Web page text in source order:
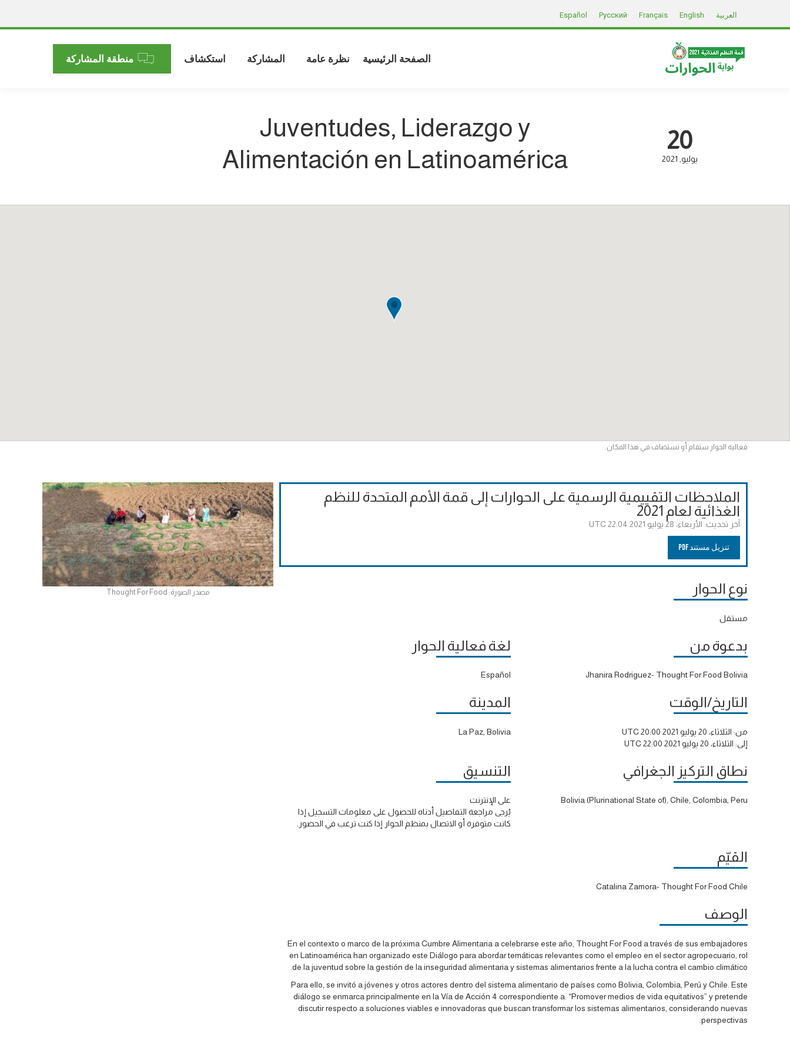
العربية English
Français
Русский
Español
الصفحة الرئيسية نظرة عامة المشاركة استكشاف منطقة المشاركة
20
يوليو 2021
Juventudes, Liderazgo y
Alimentación en Latinoamérica
فعالية الحوار ستقام أو تستضاف في هذا المكان.
الملاحظات التقييمية الرسمية على الحوارات إلى قمة الأمم المتحدة للنظم
الغذائية لعام 2021
آخر تحديث: الأربعاء، 28 يوليو 2021 22:04 UTC
تنزيل مستند PDF
نوع الحوار
مستقل
بدعوة من
Jhanira Rodriguez- Thought For Food Bolivia
لغة فعالية الحوار
Español
التاريخ/الوقت
من: الثلاثاء، 20 يوليو 2021 20:00 UTC
إلى: الثلاثاء، 20 يوليو 2021 22:00 UTC
المدينة
La Paz, Bolivia
نطاق التركيز الجغرافي
Bolivia (Plurinational State of), Chile, Colombia, Peru
التنسيق
على الإنترنت
يُرجى مراجعة التفاصيل أدناه للحصول على معلومات التسجيل إذا
كانت متوفرة أو الاتصال بمنظم الحوار إذا كنت ترغب في الحضور.
القيّم
Catalina Zamora- Thought For Food Chile
الوصف
En el contexto o marco de la próxima Cumbre Alimentaria a celebrarse este año, Thought For Food a través de sus embajadores
en Latinoamérica han organizado este Diálogo para abordar temáticas relevantes como el empleo en el sector agropecuario, rol
de la juventud sobre la gestión de la inseguridad alimentaria y sistemas alimentarios frente a la lucha contra el cambio climático.
Para ello, se invitó a jóvenes y otros actores dentro del sistema alimentario de países como Bolivia, Colombia, Perú y Chile. Este
diálogo se enmarca principalmente en la Vía de Acción 4 correspondiente a: “Promover medios de vida equitativos” y pretende
discutir respecto a soluciones viables e innovadoras que buscan transformar los sistemas alimentarios, considerando nuevas
perspectivas.
مصدر الصورة: Thought For Food